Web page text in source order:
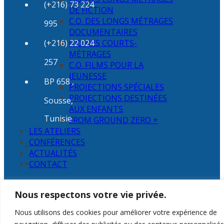
Nous respectons votre vie privée.
Nous utilisons des cookies pour améliorer votre expérience de
DE FICTION
C.O. DES LONGS MÉTRAGES
DOCUMENTAIRES
C.O. DES COURTS-
MÉTRAGES
C.O. FILMS POUR LA
JEUNESSE
PROJECTIONS SPÉCIALES
PROJECTIONS DESTINÉES
AUX ENFANTS
FROM GROUND ZERO +
LES ATELIERS
CONFÉRENCES
ACTUALITÉS
CONTACT
(+216) 73 224
995
(+216) 22 024
257
BP 658 ,
Sousse,
Tunisie